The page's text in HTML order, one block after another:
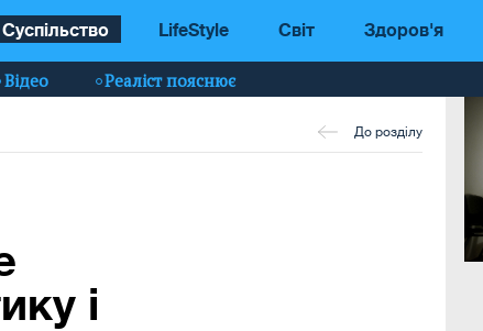
Суспільство LifeStyle Світ Здоров'я
Відео Реаліст пояснює
До розділу
і